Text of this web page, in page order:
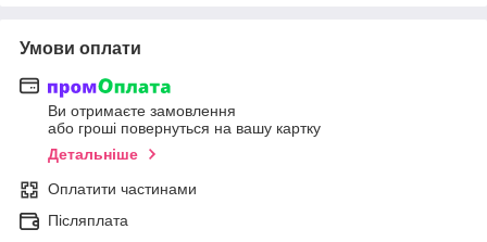
Умови оплати
Ви отримаєте замовлення
або гроші повернуться на вашу картку
Детальніше
Оплатити частинами
Післяплата